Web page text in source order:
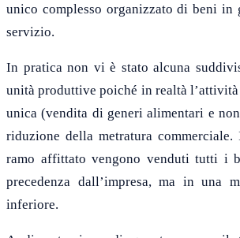
unico complesso organizzato di beni
servizio.
In pratica non vi è stato alcuna
unità produttive poiché in realtà l’attività
unica (vendita di generi alimentari e
riduzione della metratura
ramo affittato vengono venduti tutti i
precedenza dall’impresa, ma in una
inferiore.